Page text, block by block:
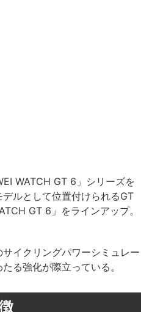
WATCH GT 6」シリーズを
ルとして位置付けられるGT
GT 6」をラインアップ。
イクリングパワーシミュレー
る強化が際立っている。